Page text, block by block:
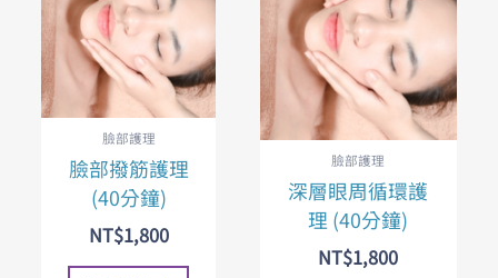
臉部護理
臉部撥筋護理
(40分鐘)
NT$1,800
臉部護理
深層眼周循環護
理 (40分鐘)
NT$1,800